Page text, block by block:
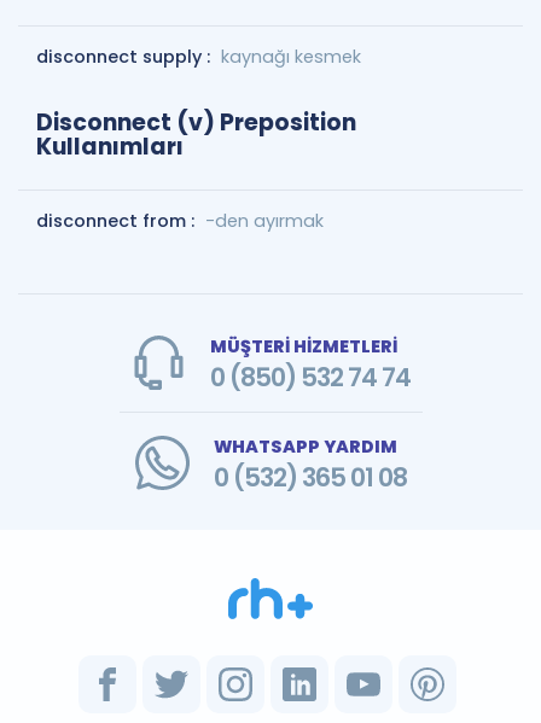
disconnect supply : kaynağı kesmek
Disconnect (v) Preposition
Kullanımları
disconnect from : -den ayırmak
MÜŞTERİ HİZMETLERİ
0 (850) 532 74 74
WHATSAPP YARDIM
0 (532) 365 01 08